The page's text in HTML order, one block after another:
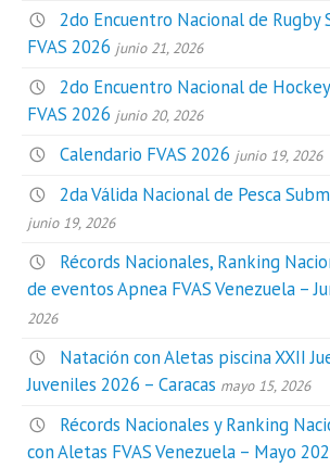
2do Encuentro Nacional de Rugby
FVAS 2026 junio 21, 2026
2do Encuentro Nacional de
FVAS 2026 junio 20, 2026
Calendario FVAS 2026 junio 19, 2026
2da Válida Nacional de Pesca
junio 19, 2026
Récords Nacionales, Ranking
de eventos Apnea FVAS Venezuela –
2026
Natación con Aletas piscina XXII
Juveniles 2026 – Caracas mayo 15, 2026
Récords Nacionales y Ranking
con Aletas FVAS Venezuela – Mayo